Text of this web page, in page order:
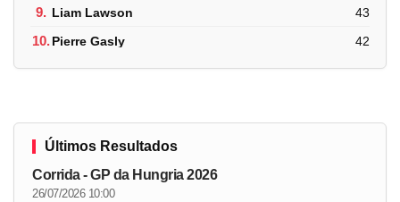
9. Liam Lawson 43
10.Pierre Gasly 42
Últimos Resultados
Corrida - GP da Hungria 2026
26/07/2026 10:00